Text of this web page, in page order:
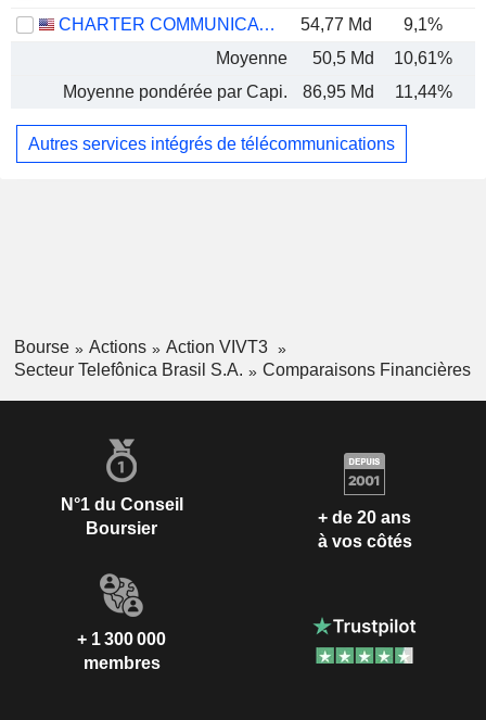
CHARTER COMMUNICATIONS, INC.
54,77 Md 9,1%
Moyenne
50,5 Md 10,61%
Moyenne pondérée par Capi.
86,95 Md 11,44%
Autres services intégrés de télécommunications
Bourse Actions
Action VIVT3
Secteur Telefônica Brasil S.A.
Comparaisons Financières
N°1 du Conseil
Boursier
+ de 20 ans
à vos côtés
+ 1 300 000
membres